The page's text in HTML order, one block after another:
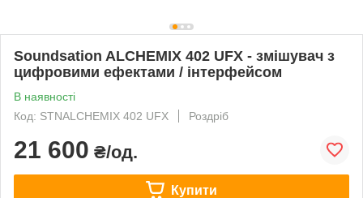
Soundsation ALCHEMIX 402 UFX - змішувач з
цифровими ефектами / інтерфейсом
В наявності
Код: STNALCHEMIX 402 UFX
Роздріб
21 600 ₴/од.
Купити